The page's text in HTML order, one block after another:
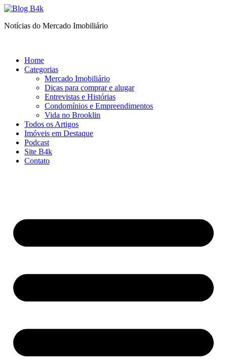
Ir
o
Notícias do Mercado Imobiliário
Home
Categorias
Mercado Imobiliário
Dicas para comprar e alugar
Entrevistas e Histórias
Condomínios e Empreendimentos
Vida no Brooklin
Todos os Artigos
Imóveis em Destaque
Podcast
Site B4k
Contato